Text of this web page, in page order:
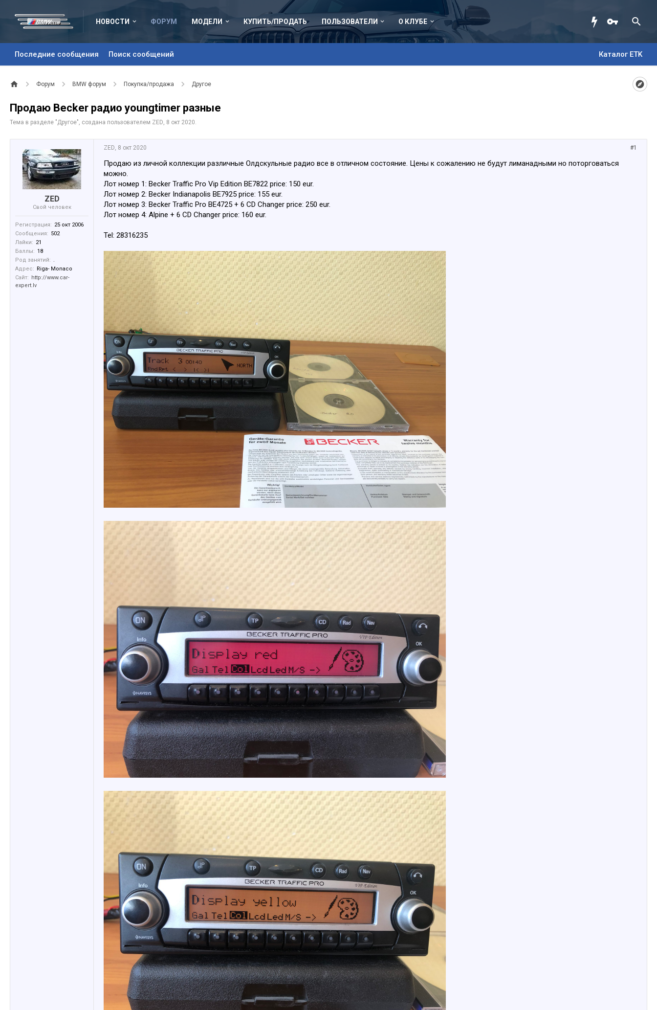
НОВОСТИ ФОРУМ
Последние сообщения Поиск сообщений Каталог ETK
МОДЕЛИ КУПИТЬ/ПРОДАТЬ ПОЛЬЗОВАТЕЛИ О КЛУБЕ
Форум BMW форум Покупка/продажа Другое
Продаю Becker радио youngtimer разные
Тема в разделе "Другое", создана пользователем ZED, 8 окт 2020.
ZED
Свой человек
Регистрация: 25 окт 2006
Сообщения: 502
Лайки: 21
Баллы: 18
Род занятий: .
Адрес: Riga- Monaco
Сайт: http://www.car-
expert.lv
#1
ZED, 8 окт 2020
Продаю из личной коллекции различные Олдскульные радио все в отличном состояние. Цены к сожалению не будут лиманадными но поторговаться
можно.
Лот номер 1: Becker Traffic Pro Vip Edition BE7822 price: 150 eur.
Лот номер 2: Becker Indianapolis BE7925 price: 155 eur.
Лот номер 3: Becker Traffic Pro BE4725 + 6 CD Changer price: 250 eur.
Лот номер 4: Alpine + 6 CD Changer price: 160 eur.
Tel: 28316235